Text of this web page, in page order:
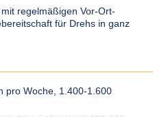
regelmäßigen Vor-Ort-
für Drehs in ganz
pro Woche, 1.400-1.600